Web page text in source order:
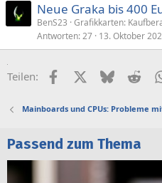
Neue Graka bis 400
BenS23 Grafikkarten:
Antworten 27 13. Oktober
Teilen: FacebookX (Twitter)
Bluesky
Mainboards und CPUs: Probleme
Passend zum Thema